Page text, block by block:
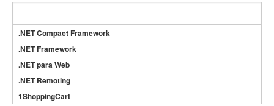
.NET Compact Framework
.NET Framework
.NET para Web
.NET Remoting
1ShoppingCart